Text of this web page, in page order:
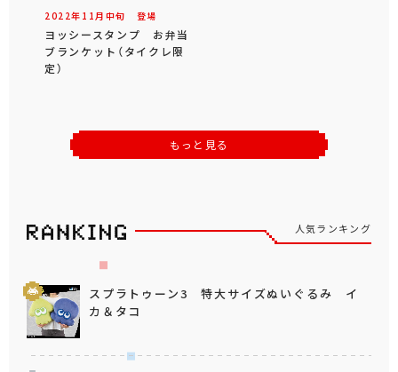
2022年 11 月 中旬 登場
ヨッシースタンプ お弁当
ブランケット（タイクレ限
定）
もっと見る
人気ランキング
スプラトゥーン3 特大サイズぬいぐるみ イ
カ＆タコ